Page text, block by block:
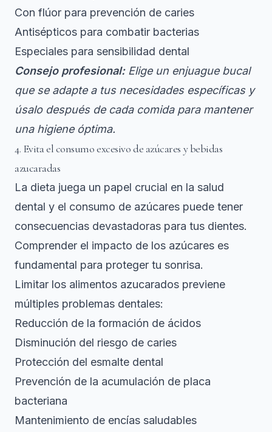
Con flúor para prevención de caries
Antisépticos para combatir bacterias
Especiales para sensibilidad dental
Consejo profesional: Elige un enjuague bucal
que se adapte a tus necesidades específicas y
úsalo después de cada comida para mantener
una higiene óptima.
4. Evita el consumo excesivo de azúcares y bebidas
azucaradas
La dieta juega un papel crucial en la salud
dental y el consumo de azúcares puede tener
consecuencias devastadoras para tus dientes.
Comprender el impacto de los azúcares es
fundamental para proteger tu sonrisa.
Limitar los alimentos azucarados previene
múltiples problemas dentales:
Reducción de la formación de ácidos
Disminución del riesgo de caries
Protección del esmalte dental
Prevención de la acumulación de placa
bacteriana
Mantenimiento de encías saludables